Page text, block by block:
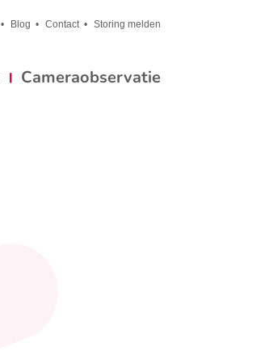
Blog Contact Storing melden
Cameraobservatie